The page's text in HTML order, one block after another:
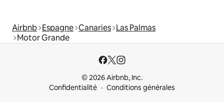
Airbnb Espagne Canaries Las Palmas
Motor Grande
© 2026 Airbnb, Inc.
Confidentialité
Conditions générales